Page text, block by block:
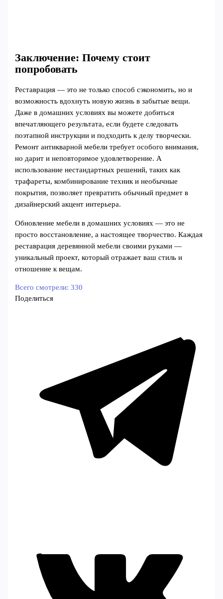
Заключение: Почему стоит
попробовать
Реставрация — это не только способ сэкономить, но и
возможность вдохнуть новую жизнь в забытые вещи.
Даже в домашних условиях вы можете добиться
впечатляющего результата, если будете следовать
поэтапной инструкции и подходить к делу творчески.
Ремонт антикварной мебели требует особого внимания,
но дарит и неповторимое удовлетворение. А
использование нестандартных решений, таких как
трафареты, комбинирование техник и необычные
покрытия, позволяет превратить обычный предмет в
дизайнерский акцент интерьера.
Обновление мебели в домашних условиях — это не
просто восстановление, а настоящее творчество. Каждая
реставрация деревянной мебели своими руками —
уникальный проект, который отражает ваш стиль и
отношение к вещам.
Всего смотрели: 330
Поделиться